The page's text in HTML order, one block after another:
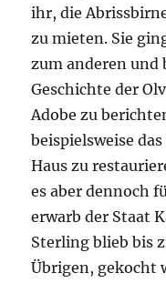
ihr, die
zu mieten. Sie
zum anderen und
Geschichte der
Adobe zu
beispielsweise
Haus zu
es aber dennoch
erwarb der Staat
Sterling blieb bis
Übrigen, gekocht